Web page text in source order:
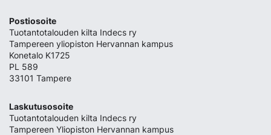
Postiosoite
Tuotantotalouden kilta Indecs ry
Tampereen yliopiston Hervannan kampus
Konetalo K1725
PL 589
33101 Tampere
Laskutusosoite
Tuotantotalouden kilta Indecs ry
Tampereen Yliopiston Hervannan kampus